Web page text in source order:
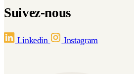
Suivez-nous
Linkedin Instagram